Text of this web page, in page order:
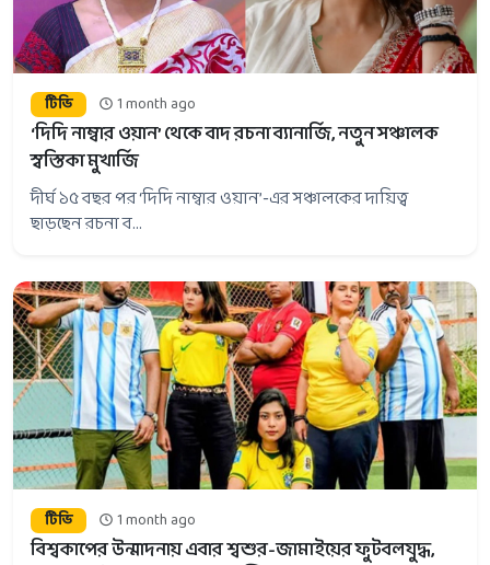
টিভি 1 month ago
‘দিদি নাম্বার ওয়ান’ থেকে বাদ রচনা ব্যানার্জি, নতুন সঞ্চালক
স্বস্তিকা মুখার্জি
দীর্ঘ ১৫ বছর পর ‘দিদি নাম্বার ওয়ান’-এর সঞ্চালকের দায়িত্ব
ছাড়ছেন রচনা ব...
টিভি 1 month ago
বিশ্বকাপের উন্মাদনায় এবার শ্বশুর-জামাইয়ের ফুটবলযুদ্ধ,